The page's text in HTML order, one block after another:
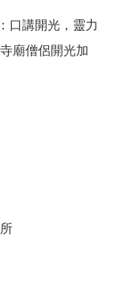
口講開光，靈力
廟僧侶開光加